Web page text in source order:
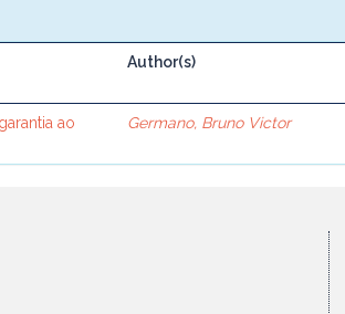
Author(s)
ao
Germano, Bruno Victor